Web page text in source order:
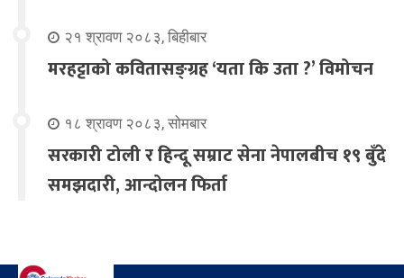
२१ श्रावण २०८३, बिहीबार
मरहट्टाको कवितासङ्ग्रह ‘यता कि उता ?’ विमोचन
१८ श्रावण २०८३, सोमबार
सरकारी टोली र हिन्दू सम्राट सेना नेपालबीच १९ बुँदे
समझदारी, आन्दोलन फिर्ता